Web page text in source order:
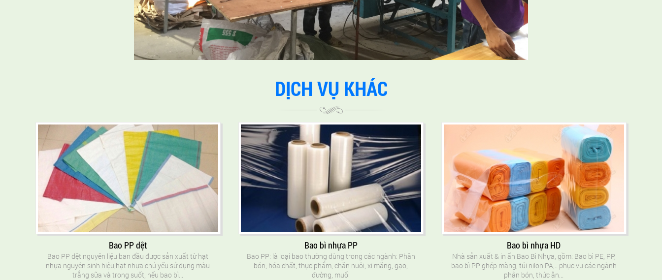
DỊCH VỤ KHÁC
Bao PP dệt
Bao PP dệt nguyên liệu ban đầu được sản xuất từ hạt
nhựa nguyên sinh hiệu,hạt nhựa chủ yếu sử dụng màu
trắng sữa và trong suốt, nếu bao bì...
Bao bì nhựa PP
Bao PP: là loại bao thường dùng trong các ngành: Phân
bón, hóa chất, thực phẩm, chăn nuôi, xi măng, gạo,
đường, muối
Bao bì nhựa HD
Nhà sản xuất & in ấn Bao Bì Nhựa, gồm: Bao bì PE, PP,
bao bì PP ghép màng, túi nilon PA,.. phục vụ các ngành
phân bón, thức ăn...